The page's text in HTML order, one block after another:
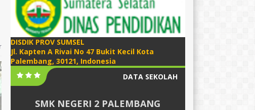
DISDIK PROV SUMSEL
Jl. Kapten A Rivai No 47 Bukit Kecil Kota
Palembang, 30121, Indonesia
DATA SEKOLAH
SMK NEGERI 2 PALEMBANG